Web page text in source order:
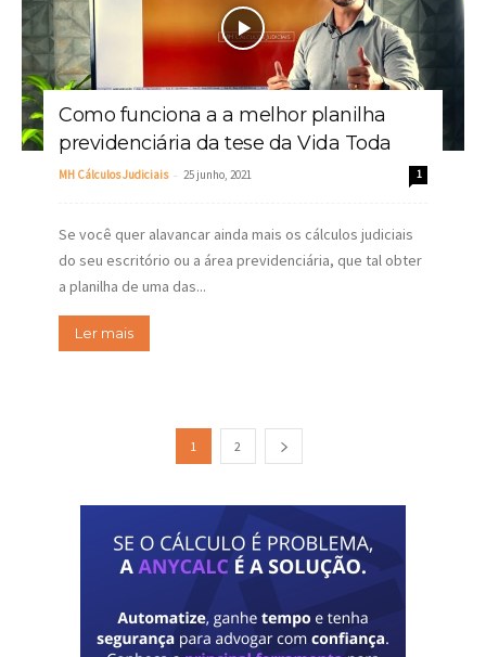
Como funciona a a melhor planilha
previdenciária da tese da Vida Toda
MH Cálculos Judiciais - 25 junho, 2021 1
Se você quer alavancar ainda mais os cálculos judiciais
do seu escritório ou a área previdenciária, que tal obter
a planilha de uma das...
Ler mais
1 2